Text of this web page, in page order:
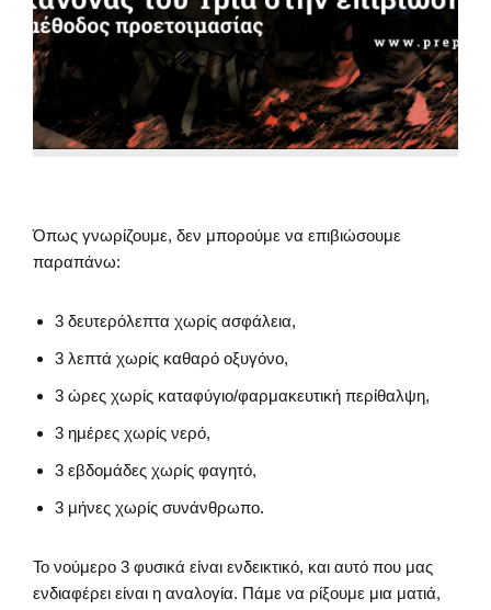
Όπως γνωρίζουμε, δεν μπορούμε να επιβιώσουμε
παραπάνω:
3 δευτερόλεπτα χωρίς ασφάλεια,
3 λεπτά χωρίς καθαρό οξυγόνο,
3 ώρες χωρίς καταφύγιο/φαρμακευτική περίθαλψη,
3 ημέρες χωρίς νερό,
3 εβδομάδες χωρίς φαγητό,
3 μήνες χωρίς συνάνθρωπο.
Το νούμερο 3 φυσικά είναι ενδεικτικό, και αυτό που μας
ενδιαφέρει είναι η αναλογία. Πάμε να ρίξουμε μια ματιά,